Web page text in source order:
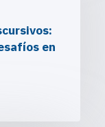
en